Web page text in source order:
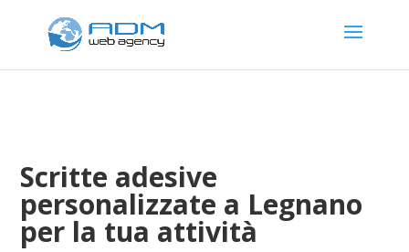
Scritte adesive
personalizzate a Legnano
per la tua attività